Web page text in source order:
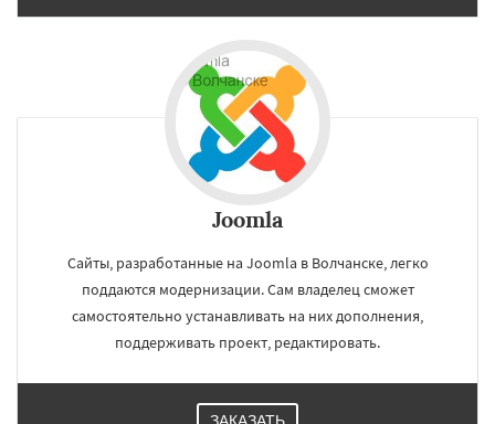
Joomla
Сайты, разработанные на Joomla в Волчанске, легко
поддаются модернизации. Сам владелец сможет
самостоятельно устанавливать на них дополнения,
поддерживать проект, редактировать.